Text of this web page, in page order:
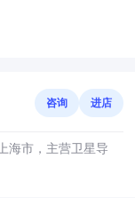
咨询 进店
海市，主营卫星导